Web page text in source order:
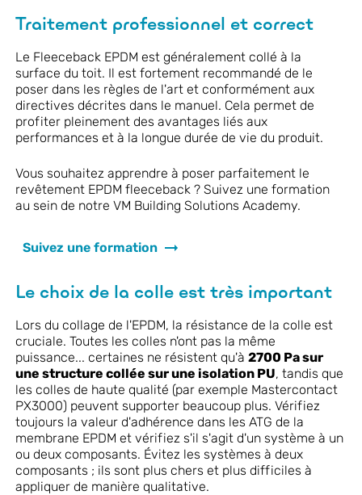
Traitement professionnel et correct
Le Fleeceback EPDM est généralement collé à la
surface du toit. Il est fortement recommandé de le
poser dans les règles de l'art et conformément aux
directives décrites dans le manuel. Cela permet de
profiter pleinement des avantages liés aux
performances et à la longue durée de vie du produit.
Vous souhaitez apprendre à poser parfaitement le
revêtement EPDM fleeceback ? Suivez une formation
au sein de notre VM Building Solutions Academy.
Suivez une formation
Le choix de la colle est très important
Lors du collage de l'EPDM, la résistance de la colle est
cruciale. Toutes les colles n'ont pas la même
puissance... certaines ne résistent qu'à 2700 Pa sur
une structure collée sur une isolation PU, tandis que
les colles de haute qualité (par exemple Mastercontact
PX3000) peuvent supporter beaucoup plus. Vérifiez
toujours la valeur d'adhérence dans les ATG de la
membrane EPDM et vérifiez s'il s'agit d'un système à un
ou deux composants. Évitez les systèmes à deux
composants ; ils sont plus chers et plus difficiles à
appliquer de manière qualitative.